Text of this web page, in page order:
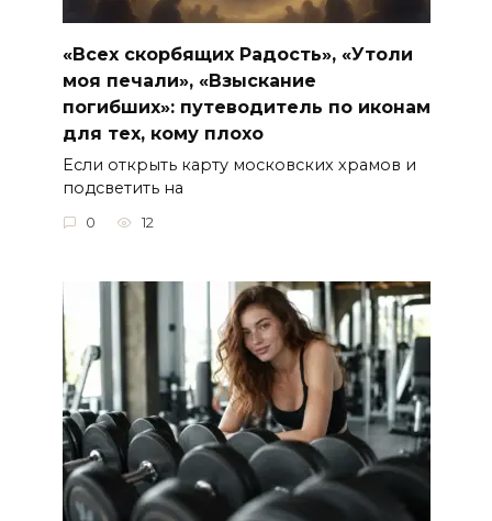
«Всех скорбящих Радость», «Утоли
моя печали», «Взыскание
погибших»: путеводитель по иконам
для тех, кому плохо
Если открыть карту московских храмов и
подсветить на
0 12